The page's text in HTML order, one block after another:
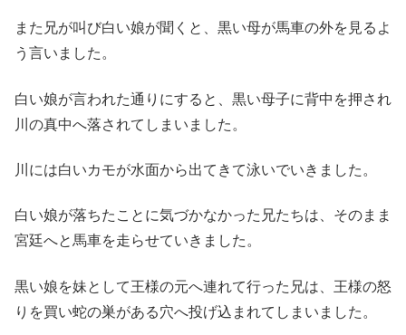
また兄が叫び白い娘が聞くと、黒い母が馬車の外を見るよ
う言いました。
白い娘が言われた通りにすると、黒い母子に背中を押され
川の真中へ落されてしまいました。
川には白いカモが水面から出てきて泳いでいきました。
白い娘が落ちたことに気づかなかった兄たちは、そのまま
宮廷へと馬車を走らせていきました。
黒い娘を妹として王様の元へ連れて行った兄は、王様の怒
りを買い蛇の巣がある穴へ投げ込まれてしまいました。